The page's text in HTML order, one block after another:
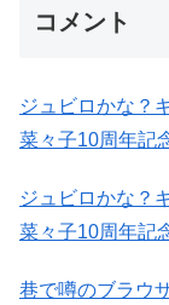
コメント
ジュビロかな？
菜々子10周年記
ジュビロかな？
菜々子10周年記
巷で噂のブラウ